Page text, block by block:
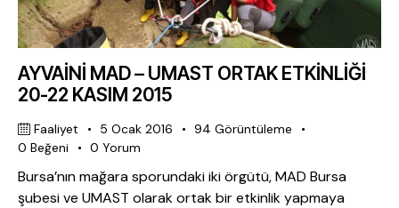
AYVAİNİ MAD – UMAST ORTAK ETKİNLİĞİ
20-22 KASIM 2015
Faaliyet 5 Ocak 2016 94 Görüntüleme
0 Beğeni 0 Yorum
Bursa’nın mağara sporundaki iki örgütü, MAD Bursa
şubesi ve UMAST olarak ortak bir etkinlik yapmaya